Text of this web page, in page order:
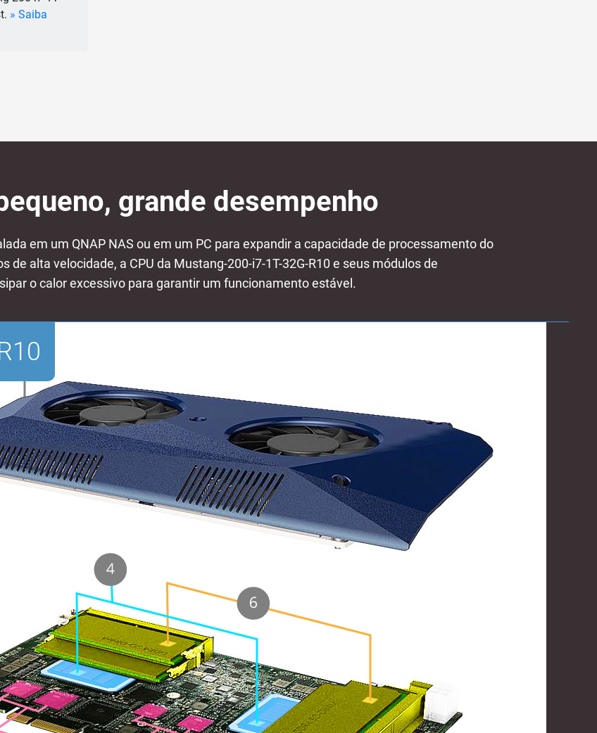
» Saiba
grande desempenho
em um QNAP NAS ou em um PC para expandir a capacidade de processamento do
alta velocidade, a CPU da Mustang-200-i7-1T-32G-R10 e seus módulos de
o calor excessivo para garantir um funcionamento estável.